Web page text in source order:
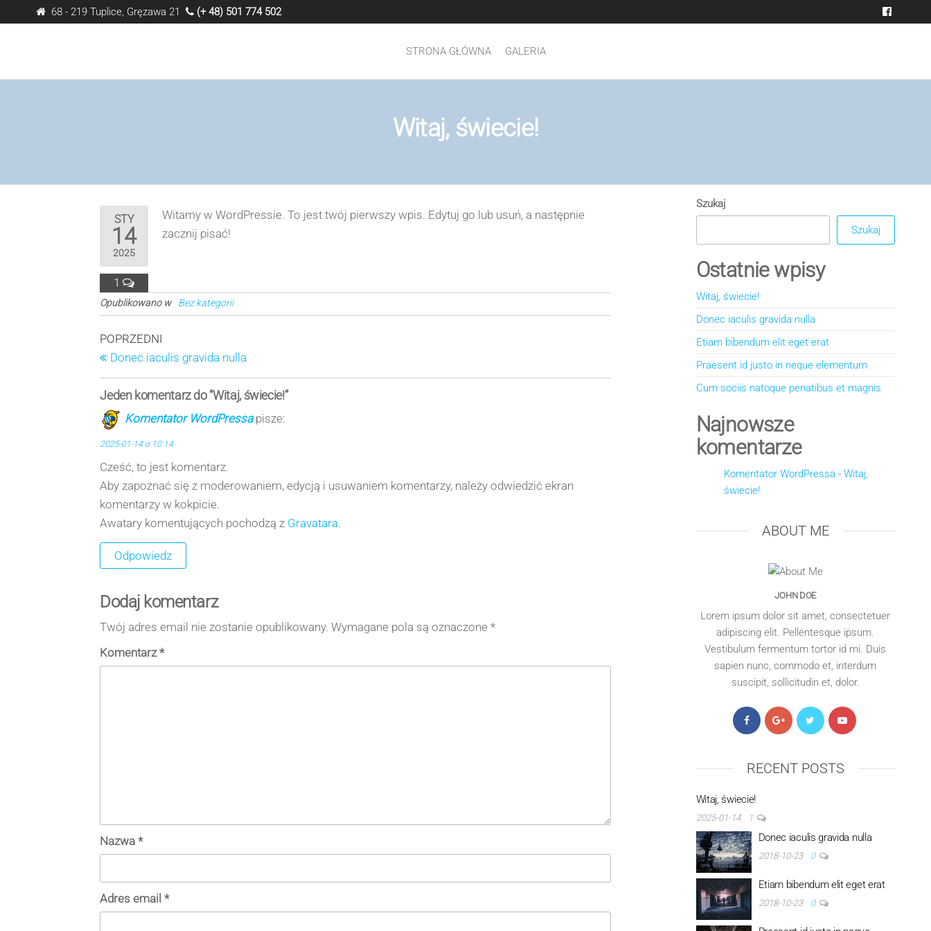
Przejdź
do
68 - 219 Tuplice, Gręzawa 21 (+ 48) 501 774 502
Pod
STRONA GŁÓWNA GALERIA
Witaj, świecie!
STY
14
2025
1
Witamy w WordPressie. To jest twój pierwszy wpis. Edytuj go lub usuń, a następnie
zacznij pisać!
Opublikowano w Bez kategorii
Nawigacja
wpisu
Poprzedni
wpis
POPRZEDNI
Donec iaculis gravida nulla
Jeden komentarz do “Witaj, świecie!”
Komentator WordPressa pisze:
2025-01-14 o 10:14
Cześć, to jest komentarz.
Aby zapoznać się z moderowaniem, edycją i usuwaniem komentarzy, należy odwiedzić ekran
komentarzy w kokpicie.
Awatary komentujących pochodzą z Gravatara.
Odpowiedz
Dodaj komentarz
Twój adres email nie zostanie opublikowany. Wymagane pola są oznaczone*
Komentarz*
Nazwa*
Adres email*
Szukaj
Szukaj
Ostatnie wpisy
Witaj, świecie!
Donec iaculis gravida nulla
Etiam bibendum elit eget erat
Praesent id justo in neque elementum
Cum sociis natoque penatibus et magnis
Najnowsze
komentarze
Komentator WordPressa - Witaj,
świecie!
ABOUT ME
JOHN DOE
Lorem ipsum dolor sit amet, consectetuer
adipiscing elit. Pellentesque ipsum.
Vestibulum fermentum tortor id mi. Duis
sapien nunc, commodo et, interdum
suscipit, sollicitudin et, dolor.
RECENT POSTS
Witaj, świecie!
2025-01-14 1
Donec iaculis gravida nulla
2018-10-23 0
Etiam bibendum elit eget erat
2018-10-23 0